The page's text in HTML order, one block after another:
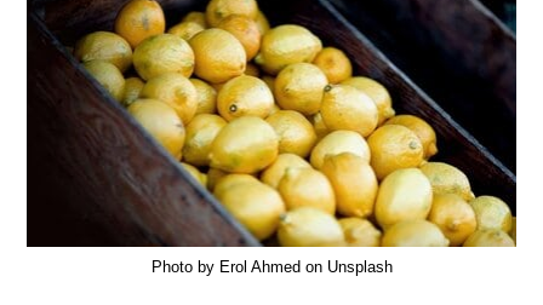
Photo by Erol Ahmed on Unsplash